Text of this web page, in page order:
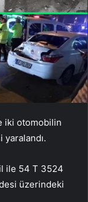
iki otomobilin
yaralandı.
ile 54 T 3524
üzerindeki